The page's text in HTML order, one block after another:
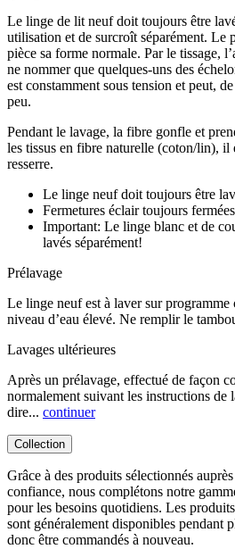
Le linge de lit neuf doit toujours être
utilisation et de surcroît séparément. Le
pièce sa forme normale. Par le tissage,
ne nommer que quelques-uns des
est constamment sous tension et peut,
peu.
Pendant le lavage, la fibre gonfle et
les tissus en fibre naturelle (coton/lin), il
resserre.
Le linge neuf doit toujours être
Fermetures éclair toujours fermées
Important: Le linge blanc et de
lavés séparément!
Prélavage
Le linge neuf est à laver sur programme
niveau d’eau élevé. Ne remplir le
Lavages ultérieures
Après un prélavage, effectué de façon
normalement suivant les instructions de
dire... continuer
Collection
Grâce à des produits sélectionnés
confiance, nous complétons notre
pour les besoins quotidiens. Les
sont généralement disponibles pendant
donc être commandés à nouveau.